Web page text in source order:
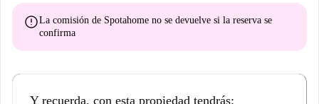
errorLa comisión de Spotahome no se devuelve si la reserva se
confirma
Y recuerda, con esta propiedad tendrás: